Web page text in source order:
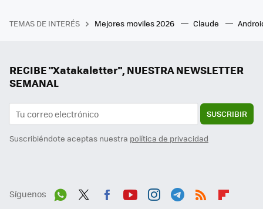
TEMAS DE INTERÉS Mejores moviles 2026 Claude
RECIBE "Xatakaletter", NUESTRA NEWSLETTER
SEMANAL
SUSCRIBIR
Suscribiéndote aceptas nuestra política de privacidad
Síguenos